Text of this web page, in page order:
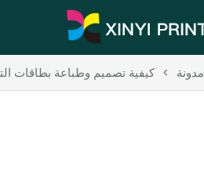
مدونة > كيفية تصميم وطباعة بطاقات التارو